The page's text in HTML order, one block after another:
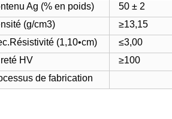
Ag (% en poids)
50 ± 2
(g/cm3)
≥13,15
(1,10•cm)
≤3,00
HV
≥100
de fabrication